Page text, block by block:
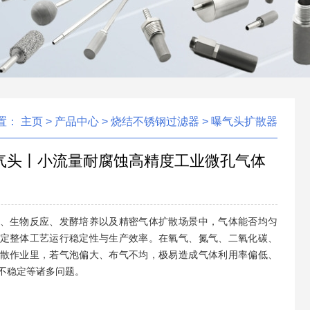
： 主页 > 产品中心 > 烧结不锈钢过滤器 > 曝气头扩散器
头丨小流量耐腐蚀高精度工业微孔气体
生物反应、发酵培养以及精密气体扩散场景中，气体能否均匀
整体工艺运行稳定性与生产效率。在氧气、氮气、二氧化碳、
作业里，若气泡偏大、布气不均，极易造成气体利用率偏低、
稳定等诸多问题。